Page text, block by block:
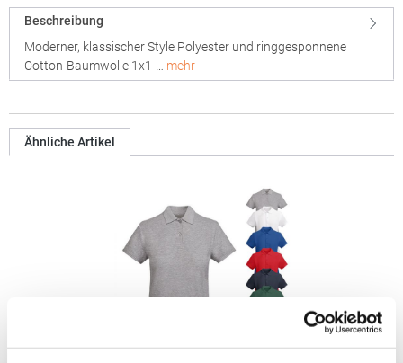
Beschreibung
Moderner, klassischer Style Polyester und ringgesponnene
Cotton-Baumwolle 1x1-… mehr
Ähnliche Artikel